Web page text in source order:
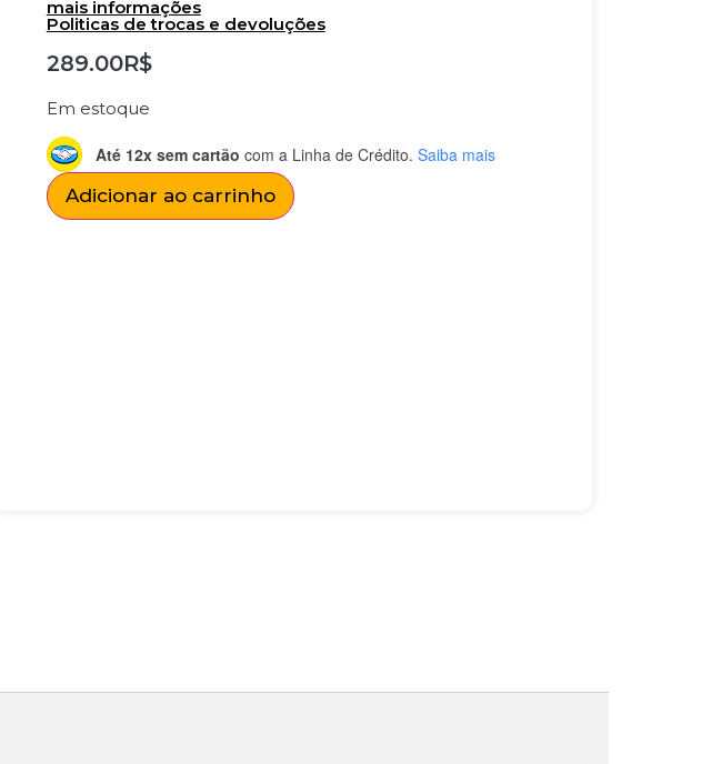
mais informações
Politicas de trocas e devoluções
289.00R$
Em estoque
Até 12x sem cartão com a Linha de Crédito. Saiba mais
Adicionar ao carrinho